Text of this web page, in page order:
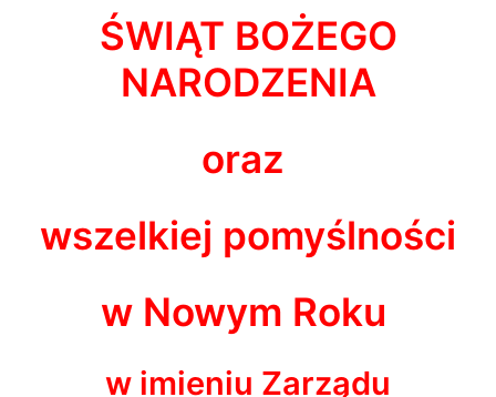
ŚWIĄT BOŻEGO
NARODZENIA
oraz
wszelkiej pomyślności
w Nowym Roku
w imieniu Zarządu